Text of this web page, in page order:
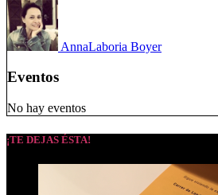
AnnaLaboria Boyer
Eventos
No hay eventos
¡TE DEJAS ÉSTA!